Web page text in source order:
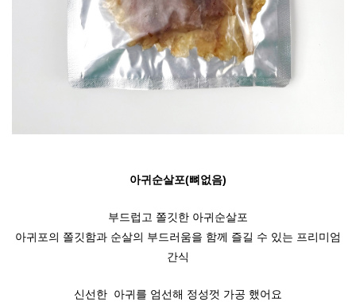
아귀순살포(뼈없음)
부드럽고 쫄깃한 아귀순살포
아귀포의 쫄깃함과 순살의 부드러움을 함께 즐길 수 있는 프리미엄
간식
신선한 아귀를 엄선해 정성껏 가공 했어요